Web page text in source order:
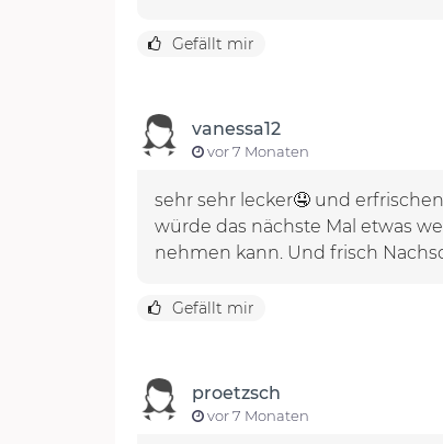
Gefällt mir
vanessa12
vor 7 Monaten
sehr sehr lecker🤤 und
würde das nächste Mal etwas
nehmen kann. Und frisch
Gefällt mir
proetzsch
vor 7 Monaten